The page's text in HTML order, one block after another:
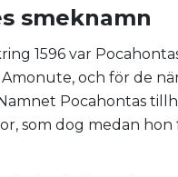
smeknamn
1596 var
Amonute, och för de
Pocahontas
som dog medan hon